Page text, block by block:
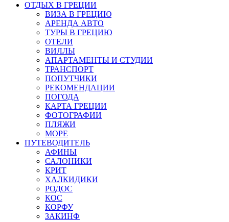
ОТДЫХ В ГРЕЦИИ
ВИЗА В ГРЕЦИЮ
АРЕНДА АВТО
ТУРЫ В ГРЕЦИЮ
ОТЕЛИ
ВИЛЛЫ
АПАРТАМЕНТЫ И СТУДИИ
ТРАНСПОРТ
ПОПУТЧИКИ
РЕКОМЕНДАЦИИ
ПОГОДА
КАРТА ГРЕЦИИ
ФОТОГРАФИИ
ПЛЯЖИ
МОРЕ
ПУТЕВОДИТЕЛЬ
АФИНЫ
САЛОНИКИ
КРИТ
ХАЛКИДИКИ
РОДОС
КОС
КОРФУ
ЗАКИНФ